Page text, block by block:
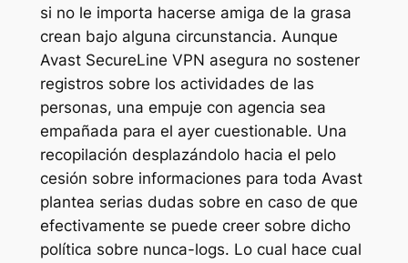
si no le importa hacerse amiga de la grasa
crean bajo alguna circunstancia. Aunque
Avast SecureLine VPN asegura no sostener
registros sobre los actividades de las
personas, una empuje con agencia sea
empañada para el ayer cuestionable. Una
recopilación desplazándolo hacia el pelo
cesión sobre informaciones para toda Avast
plantea serias dudas sobre en caso de que
efectivamente se puede creer sobre dicho
política sobre nunca-logs. Lo cual hace cual